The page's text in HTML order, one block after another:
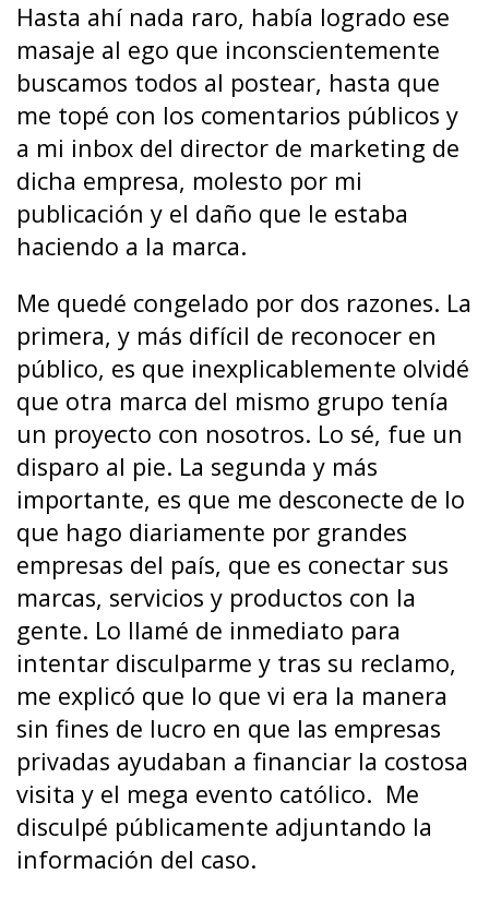
Hasta ahí nada raro, había logrado ese
masaje al ego que inconscientemente
buscamos todos al postear, hasta que
me topé con los comentarios públicos y
a mi inbox del director de marketing de
dicha empresa, molesto por mi
publicación y el daño que le estaba
haciendo a la marca.
Me quedé congelado por dos razones. La
primera, y más difícil de reconocer en
público, es que inexplicablemente olvidé
que otra marca del mismo grupo tenía
un proyecto con nosotros. Lo sé, fue un
disparo al pie. La segunda y más
importante, es que me desconecte de lo
que hago diariamente por grandes
empresas del país, que es conectar sus
marcas, servicios y productos con la
gente. Lo llamé de inmediato para
intentar disculparme y tras su reclamo,
me explicó que lo que vi era la manera
sin fines de lucro en que las empresas
privadas ayudaban a financiar la costosa
visita y el mega evento católico. Me
disculpé públicamente adjuntando la
información del caso.